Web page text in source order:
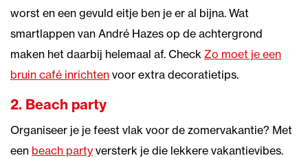
worst en een gevuld eitje ben je er al bijna. Wat
smartlappen van André Hazes op de achtergrond
maken het daarbij helemaal af. Check Zo moet je een
bruin café inrichten voor extra decoratietips.
2. Beach party
Organiseer je je feest vlak voor de zomervakantie? Met
een beach party versterk je die lekkere vakantievibes.